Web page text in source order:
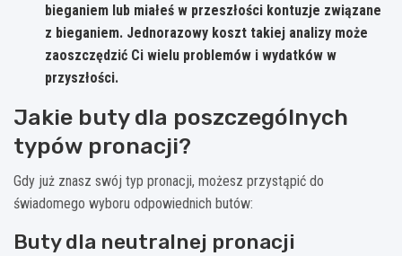
bieganiem lub miałeś w przeszłości kontuzje związane
z bieganiem. Jednorazowy koszt takiej analizy może
zaoszczędzić Ci wielu problemów i wydatków w
przyszłości.
Jakie buty dla poszczególnych
typów pronacji?
Gdy już znasz swój typ pronacji, możesz przystąpić do
świadomego wyboru odpowiednich butów:
Buty dla neutralnej pronacji